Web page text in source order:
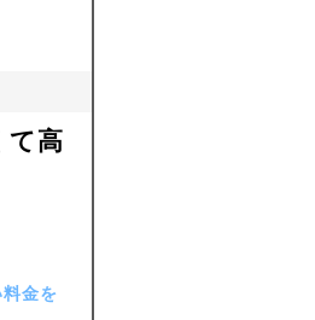
て高
金を